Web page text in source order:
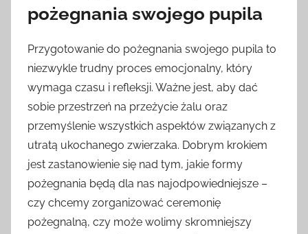
pożegnania swojego pupila
Przygotowanie do pożegnania swojego pupila to
niezwykle trudny proces emocjonalny, który
wymaga czasu i refleksji. Ważne jest, aby dać
sobie przestrzeń na przeżycie żalu oraz
przemyślenie wszystkich aspektów związanych z
utratą ukochanego zwierzaka. Dobrym krokiem
jest zastanowienie się nad tym, jakie formy
pożegnania będą dla nas najodpowiedniejsze –
czy chcemy zorganizować ceremonię
pożegnalną, czy może wolimy skromniejszy